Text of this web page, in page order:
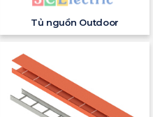
Tủ nguồn Outdoor